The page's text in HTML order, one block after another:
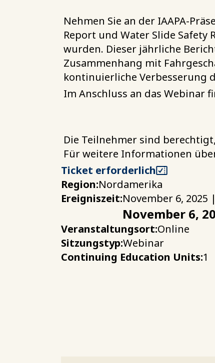
Nehmen Sie an der IAAPA-
Report und Water Slide
wurden. Dieser jährliche
Zusammenhang mit
kontinuierliche Verbesserung
Im Anschluss an das Webinar
Die Teilnehmer sind
Für weitere Informationen
Ticket erforderlich
Region:Nordamerika
Ereigniszeit:November 6, 2025
November 6,
Veranstaltungsort:Online
Sitzungstyp:Webinar
Continuing Education Units:1